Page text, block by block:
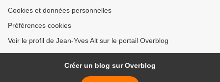
Cookies et données personnelles
Préférences cookies
Voir le profil de Jean-Yves Alt sur le portail Overblog
Créer un blog sur Overblog